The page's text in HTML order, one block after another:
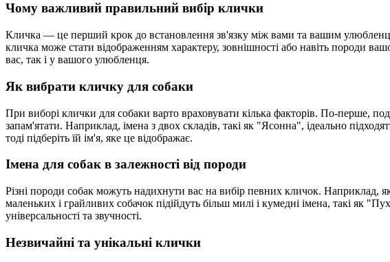
Чому важливий правильний вибір клички
Кличка — це перший крок до встановлення зв'язку між вами та вашим
кличка може стати відображенням характеру, зовнішності або навіть породи
вас, так і у вашого улюбленця.
Як вибрати кличку для собаки
При виборі клички для собаки варто враховувати кілька факторів. По-перше,
запам'ятати. Наприклад, імена з двох складів, такі як "Ясонна", ідеально
тоді підберіть їй ім'я, яке це відображає.
Імена для собак в залежності від породи
Різні породи собак можуть надихнути вас на вибір певних кличок.
маленьких і грайливих собачок підійдуть більш милі і кумедні імена, такі як
універсальності та звучності.
Незвичайні та унікальні клички